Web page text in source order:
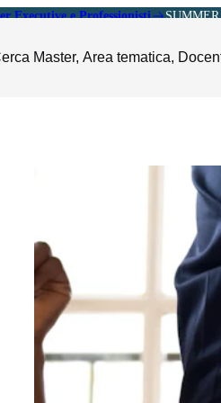
Executive e Professionisti
Arte, Cultura e Sport
Giornalismo
Il Sole 24 ORE Professionale